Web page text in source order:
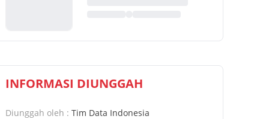
INFORMASI DIUNGGAH
Diunggah oleh : Tim Data Indonesia